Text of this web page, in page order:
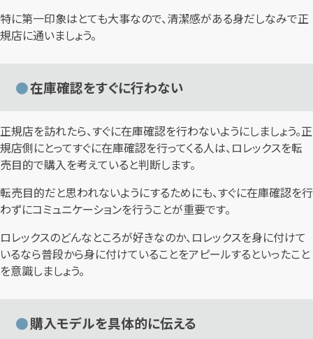
特に第一印象はとても大事なので、清潔感がある身だしなみで正
規店に通いましょう。
在庫確認をすぐに行わない
正規店を訪れたら、すぐに在庫確認を行わないようにしましょう。正
規店側にとってすぐに在庫確認を行ってくる人は、ロレックスを転
売目的で購入を考えていると判断します。
転売目的だと思われないようにするためにも、すぐに在庫確認を行
わずにコミュニケーションを行うことが重要です。
ロレックスのどんなところが好きなのか、ロレックスを身に付けて
いるなら普段から身に付けていることをアピールするといったこと
を意識しましょう。
購入モデルを具体的に伝える